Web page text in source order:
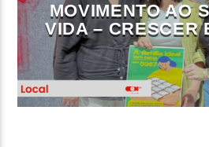
MOVIMENTO AO
VIDA –